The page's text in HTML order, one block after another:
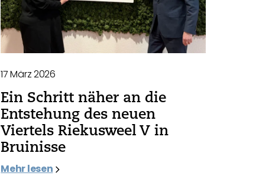
17 März 2026
Ein Schritt näher an die
Entstehung des neuen
Viertels Riekusweel V in
Bruinisse
Mehr lesen